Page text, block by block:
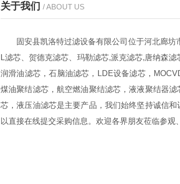
关于我们 / ABOUT US
固安县凯洛特过滤设备有限公司位于河北廊
L滤芯、贺德克滤芯、玛勒滤芯,派克滤芯,唐纳森
润滑油滤芯，石脑油滤芯，LDE设备滤芯，
煤油聚结滤芯，航空燃油聚结滤芯，液液聚结器
芯，液压油滤芯是主要产品，我们始终坚持诚信
以直接在线提交采购信息。欢迎各界朋友莅临参观